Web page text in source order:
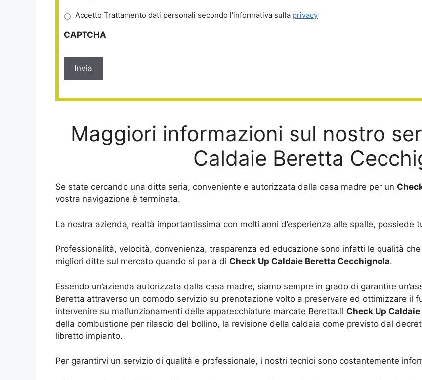
Accetto Trattamento dati personali secondo l'informativa sulla privacy
CAPTCHA
Maggiori informazioni sul nostro
Caldaie Beretta
Se state cercando una ditta seria, conveniente e autorizzata dalla casa madre per un
vostra navigazione è terminata.
La nostra azienda, realtà importantissima con molti anni d’esperienza alle spalle, possiede
Professionalità, velocità, convenienza, trasparenza ed educazione sono infatti le qualità
migliori ditte sul mercato quando si parla di Check Up Caldaie Beretta Cecchignola.
Essendo un’azienda autorizzata dalla casa madre, siamo sempre in grado di garantire
Beretta attraverso un comodo servizio su prenotazione volto a preservare ed ottimizzare il
intervenire su malfunzionamenti delle apparecchiature marcate Beretta.Il Check Up
della combustione per rilascio del bollino, la revisione della caldaia come previsto dal
libretto impianto.
Per garantirvi un servizio di qualità e professionale, i nostri tecnici sono costantemente